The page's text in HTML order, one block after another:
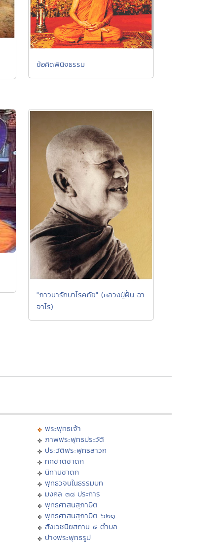
ข้อคิดพินิจธรรม
"ภาวนารักษาโรคภัย" (หลวงปู่ฝั้น อา
จาโร)
พระพุทธเจ้า
ภาพพระพุทธประวัติ
ประวัติพระพุทธสาวก
ทศชาติชาดก
นิทานชาดก
พุทธวจนในธรรมบท
มงคล ๓๘ ประการ
พุทธศาสนสุภาษิต
พุทธศาสนสุภาษิต ๖๒๑
สังเวชนียสถาน ๔ ตำบล
ปางพระพุทธรูป